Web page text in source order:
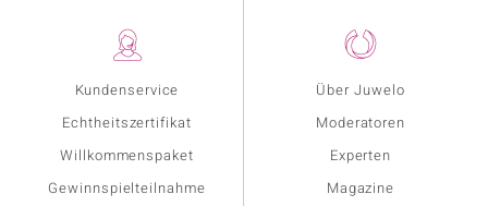
Kundenservice
Echtheitszertifikat
Willkommenspaket
Gewinnspielteilnahme
Über Juwelo
Moderatoren
Experten
Magazine